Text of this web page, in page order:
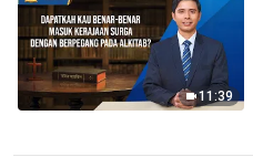
11:39